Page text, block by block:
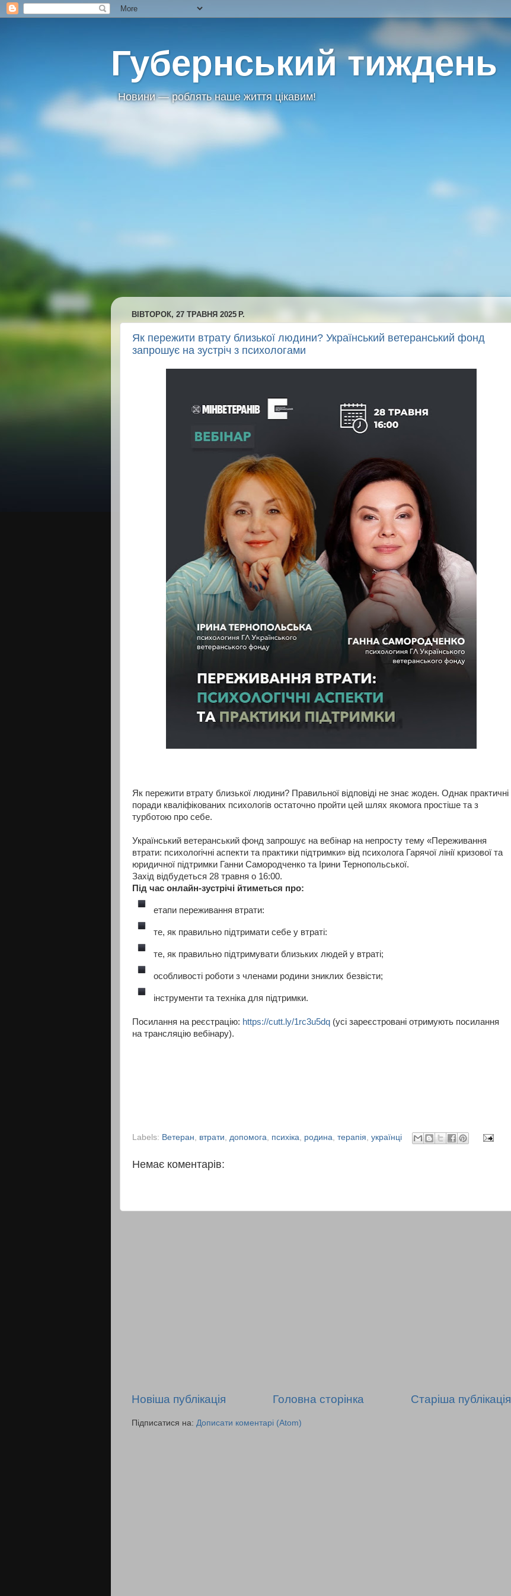
Губернський тиждень
Новини — роблять наше життя цікавим!
ВІВТОРОК, 27 ТРАВНЯ 2025 Р.
Як пережити втрату близької людини? Український ветеранський фонд
запрошує на зустріч з психологами
Як пережити втрату близької людини? Правильної відповіді не знає жоден. Однак практичні
поради кваліфікованих психологів остаточно пройти цей шлях якомога простіше та з
турботою про себе.
Український ветеранський фонд запрошує на вебінар на непросту тему «Переживання
втрати: психологічні аспекти та практики підтримки» від психолога Гарячої лінії кризової та
юридичної підтримки Ганни Самородченко та Ірини Тернопольської.
Захід відбудеться 28 травня о 16:00.
Під час онлайн-зустрічі йтиметься про:
етапи переживання втрати:
те, як правильно підтримати себе у втраті:
те, як правильно підтримувати близьких людей у ​​втраті;
особливості роботи з членами родини зниклих безвісти;
інструменти та техніка для підтримки.
Посилання на реєстрацію: https://cutt.ly/1rc3u5dq (усі зареєстровані отримують посилання
на трансляцію вебінару).
Labels: Ветеран втрати допомога психіка родина терапія українці
Немає коментарів:
Новіша публікація Старіша публікація
Головна сторінка
Підписатися на: Дописати коментарі (Atom)